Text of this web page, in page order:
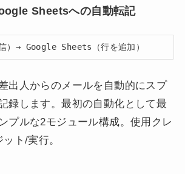
Sheetsへの自動転記
）→ Google Sheets（行を追加）
出人からのメールを自動的にスプ
録します。最初の自動化として最
プルな2モジュール構成。使用クレ
ト/実行。